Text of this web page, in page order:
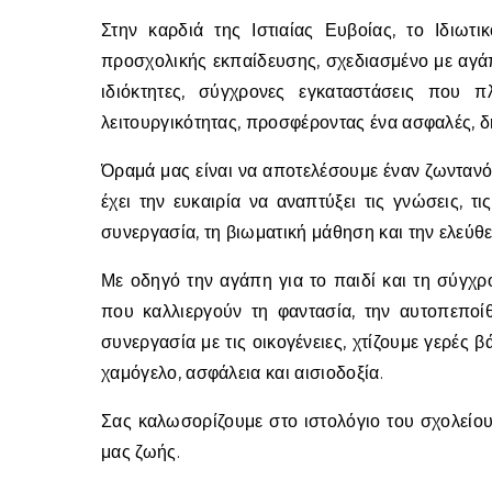
Στην καρδιά της Ιστιαίας Ευβοίας, το Ιδιωτικό Νηπιαγωγείο «Το Φεγγαράκι» αποτελεί έναν σύγχρονο χώρο
προσχολικής εκπαίδευσης, σχεδιασμένο με
ιδιόκτητες, σύγχρονες εγκαταστάσεις
λειτουργικότητας, προσφέροντας ένα ασφαλές,
Όραμά μας είναι να αποτελέσουμε έναν
έχει την ευκαιρία να αναπτύξει τις γνώσεις,
συνεργασία, τη βιωματική μάθηση και την
Με οδηγό την αγάπη για το παιδί και τη
που καλλιεργούν τη φαντασία, την
συνεργασία με τις οικογένειες, χτίζουμε
χαμόγελο, ασφάλεια και αισιοδοξία.
Σας καλωσορίζουμε στο ιστολόγιο του
μας ζωής.